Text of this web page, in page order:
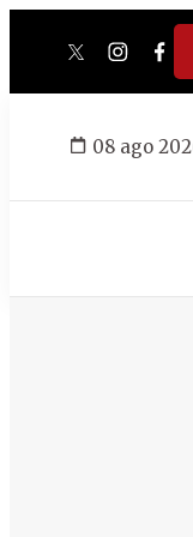
twitter
08 ago